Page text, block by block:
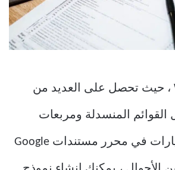
على عكس Word ، حيث تحصل على العديد من
القوائم المنسدلة ومربعات
الاختيار ، فإن الخيارات في محرر مستندات Google